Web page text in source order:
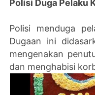
Polisi Duga Pelaku
Polisi menduga
Dugaan ini
mengenakan
dan menghabisi